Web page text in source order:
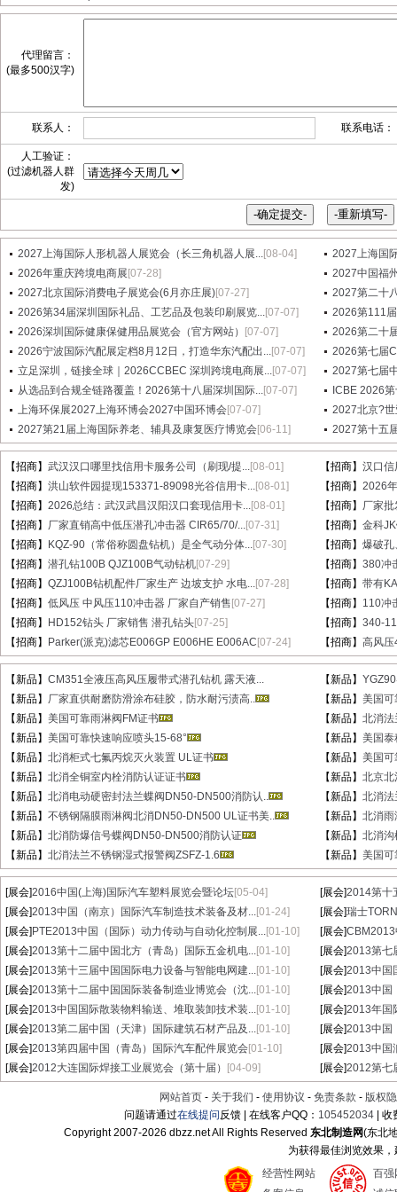
代理留言：
(最多500汉字)
联系人： 联系电话：
人工验证：
(过滤机器人群
发)
2027上海国际人形机器人展览会（长三角机器人展...[08-04]
2027上海国
2026年重庆跨境电商展 [07-28]
2027中国福
2027北京国际消费电子展览会(6月亦庄展)[07-27]
2027第二十
2026第34届深圳国际礼品、工艺品及包装印刷展览...[07-07]
2026第111
2026深圳国际健康保健用品展览会（官方网站）
[07-07]
2026第二十
2026宁波国际汽配展定档8月12日，打造华东汽配出...[07-07]
2026第七届
立足深圳，链接全球｜2026CCBEC 深圳跨境电商展...[07-07]
2027第七届
从选品到合规全链路覆盖！2026第十八届深圳国际...[07-07]
ICBE 2026
上海环保展2027上海环博会2027中国环博会[07-07]
2027北京?世
2027第21届上海国际养老、辅具及康复医疗博览会[06-11] 2027第十五
【招商】 武汉汉口哪里找信用卡服务公司（刷现/提...[08-01] 【招商】 汉口信
【招商】 洪山软件园提现153371-89098光谷信用卡...[08-01] 【招商】 2026
【招商】 2026总结：武汉武昌汉阳汉口套现信用卡...[08-01] 【招商】 厂家
【招商】 厂家直销高中低压潜孔冲击器 CIR65/70/...[07-31] 【招商】 金科
【招商】
KQZ-90（常俗称圆盘钻机）是全气动分体...[07-30] 【招商】 爆破孔
【招商】 潜孔钻100B QJZ100B气动钻机[07-29] 【招商】 380冲
【招商】 QZJ100B钻机配件厂家生产 边坡支护 水电...[07-28] 【招商】 带有
【招商】 低风压 中风压110冲击器 厂家自产销售 [07-27] 【招商】 110冲
【招商】
HD152钻头 厂家销售 潜孔钻头[07-25] 【招商】 340-
【招商】
Parker(派克)滤芯E006GP E006HE E006AC [07-24] 【招商】 高风压
【新品】 CM351全液压高风压履带式潜孔钻机 露天液... 【新品】
【新品】 厂家直供耐磨防滑涂布硅胶，防水耐污渍高.. 【新品】 美国可
【新品】 美国可靠雨淋阀FM证书 【新品】 北消法
【新品】 美国可靠快速响应喷头15-68° 【新品】 美国泰
【新品】 北消柜式七氟丙烷灭火装置 UL证书 【新品】 美国可
【新品】 北消全铜室内栓消防认证证书 【新品】 北京
【新品】 北消电动硬密封法兰蝶阀DN50-DN500消防认.. 【新品】 北消法
【新品】 不锈钢隔膜雨淋阀北消DN50-DN500 UL证书美.. 【新品】 北消
【新品】 北消防爆信号蝶阀DN50-DN500消防认证 【新品】 北消沟
【新品】 北消法兰不锈钢湿式报警阀ZSFZ-1.6 【新品】 美国可
[展会]2016中国(上海)国际汽车塑料展览会暨论坛[05-04] [展会]2014第十
[展会]2013中国（南京）国际汽车制造技术装备及材...[01-24] [展会]瑞士
[展会] PTE2013中国（国际）动力传动与自动化控制展...[01-10] [展会]CBM2013
[展会]2013第十二届中国北方（青岛）国际五金机电...[01-10] [展会]2013第七
[展会]2013第十三届中国国际电力设备与智能电网建...[01-10] [展会]2013中国
[展会]2013第十二届中国国际装备制造业博览会（沈...[01-10] [展会]2013中国
[展会]2013中国国际散装物料输送、堆取装卸技术装...[01-10] [展会]2013年国
[展会]2013第二届中国（天津）国际建筑石材产品及...[01-10] [展会]2013中国
[展会]2013第四届中国（青岛）国际汽车配件展览会[01-10] [展会]2013中国
[展会]2012大连国际焊接工业展览会（第十届） [04-09] [展会]2012第七
网站首页 - 关于我们 - 使用协议 - 免责条款 - 版权
问题请通过在线提问反馈 | 在线客户QQ： 105452034 |
Copyright 2007-2026 dbzz.net All Rights Reserved东北制造网(东北
为获得最佳浏览效果
经营性网站
百强